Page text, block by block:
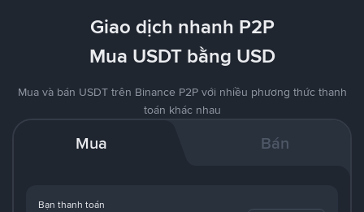
Giao dịch nhanh P2P
Mua USDT bằng USD
Mua và bán USDT trên Binance P2P với nhiều phương thức thanh
toán khác nhau
Mua Bán
Bạn thanh toán